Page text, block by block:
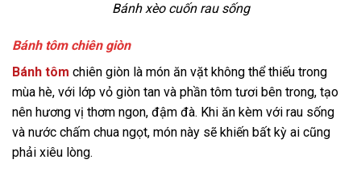
Bánh xèo cuốn rau sống
Bánh tôm chiên giòn
Bánh tôm chiên giòn là món ăn vặt không thể thiếu trong
mùa hè, với lớp vỏ giòn tan và phần tôm tươi bên trong, tạo
nên hương vị thơm ngon, đậm đà. Khi ăn kèm với rau sống
và nước chấm chua ngọt, món này sẽ khiến bất kỳ ai cũng
phải xiêu lòng.